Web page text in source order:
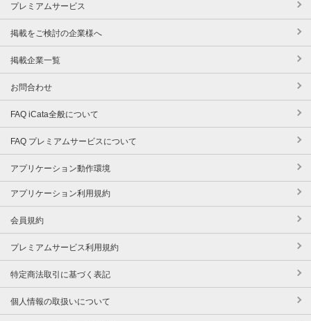
プレミアムサービス
掲載をご検討の企業様へ
掲載企業一覧
お問合わせ
FAQ iCata全般について
FAQ プレミアムサービスについて
アプリケーション動作環境
アプリケーション利用規約
会員規約
プレミアムサービス利用規約
特定商法取引に基づく表記
個人情報の取扱いについて